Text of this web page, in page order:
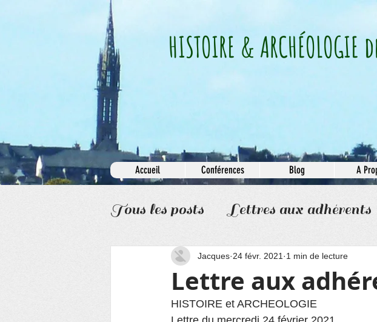
HISTOIRE &
Accueil Conférences Blog A
Tous les posts Lettres aux adhérents
Informations
Lettre aux
Jacques 24 févr. 2021 1 min de lecture
HISTOIRE et ARCHEOLOGIE